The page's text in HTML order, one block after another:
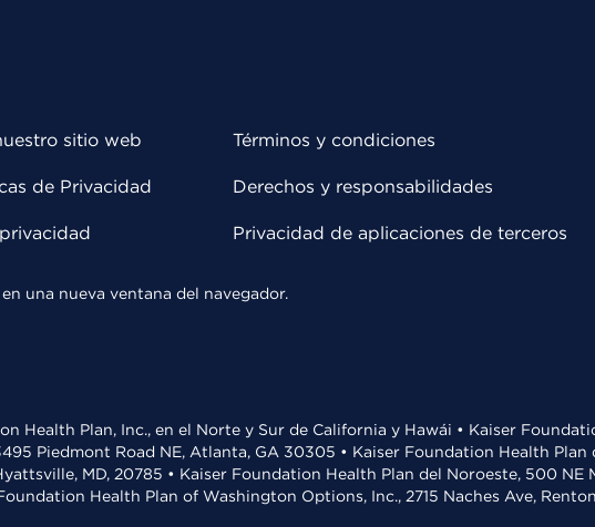
sitio web
de Privacidad
Términos y condiciones
Derechos y responsabilidades
Privacidad de aplicaciones de terceros
una nueva ventana del navegador.
Health Plan, Inc., en el Norte y Sur de California y Hawái • Kaiser
Piedmont Road NE, Atlanta, GA 30305 • Kaiser Foundation Health
MD, 20785 • Kaiser Foundation Health Plan del Noroeste, 500 NE
Health Plan of Washington Options, Inc., 2715 Naches Ave,